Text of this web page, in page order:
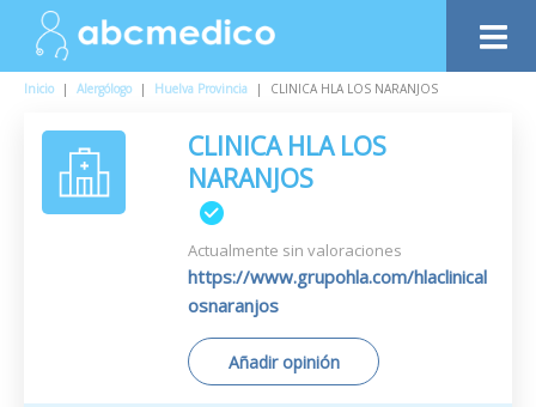
Inicio | Alergólogo | Huelva Provincia | CLINICA HLA LOS NARANJOS
CLINICA HLA LOS
NARANJOS
Actualmente sin valoraciones
https://www.grupohla.com/hlaclinical
osnaranjos
Añadir opinión